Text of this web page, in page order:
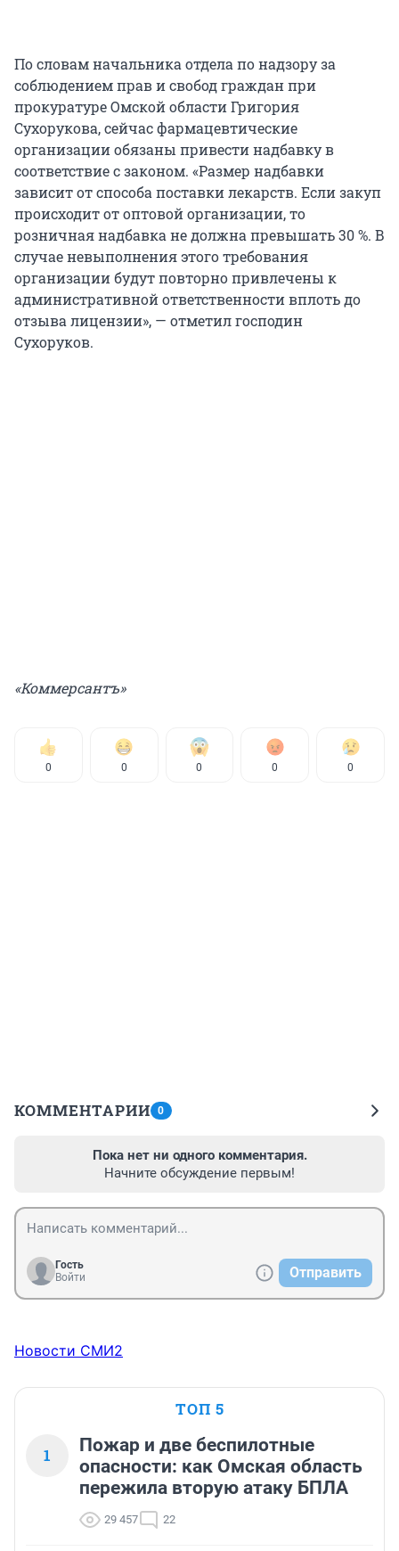
По словам начальника отдела по надзору за
соблюдением прав и свобод граждан при
прокуратуре Омской области Григория
Сухорукова, сейчас фармацевтические
организации обязаны привести надбавку в
соответствие с законом. «Размер надбавки
зависит от способа поставки лекарств. Если закуп
происходит от оптовой организации, то
розничная надбавка не должна превышать 30 %. В
случае невыполнения этого требования
организации будут повторно привлечены к
административной ответственности вплоть до
отзыва лицензии», — отметил господин
Сухоруков.
«Коммерсантъ»
0 0 0 0 0
КОММЕНТАРИИ 0
Пока нет ни одного комментария.
Начните обсуждение первым!
Гость
Войти
Отправить
Новости СМИ2
ТОП 5
1
Пожар и две беспилотные
опасности: как Омская область
пережила вторую атаку БПЛА
29 457 22